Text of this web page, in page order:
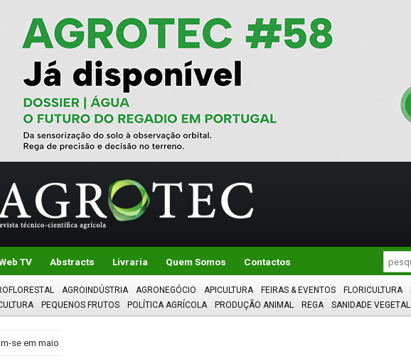
TV Abstracts Livraria Quem Somos Contactos
AGROINDÚSTRIA AGRONEGÓCIO APICULTURA FEIRAS & EVENTOS FLORICULTURA
PEQUENOS FRUTOS POLÍTICA AGRÍCOLA PRODUÇÃO ANIMAL REGA SANIDADE VEGETAL
se em maio